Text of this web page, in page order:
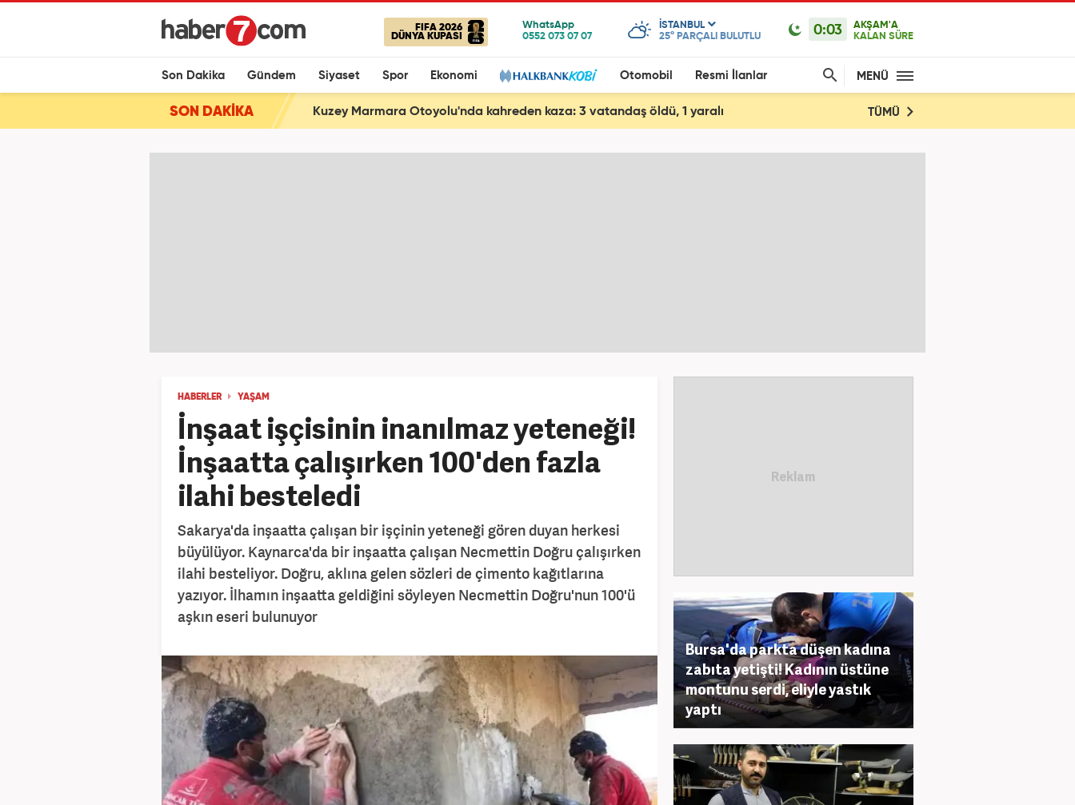
FIFA 2026
DÜNYA KUPASI
ISTANBUL
25° PARÇALI BULUTLU 0:03
AKŞAM'A
KALAN SÜRE
Son Dakika Gündem Siyaset Spor Ekonomi Otomobil Resmi İlanlar MENÜ
SON DAKİKA Kuzey Marmara Otoyolu'nda kahreden kaza: 3 vatandaş öldü, 1 yaralı TÜMÜ
HABERLER YAŞAM
İnşaat işçisinin inanılmaz yeteneği!
İnşaatta çalışırken 100'den fazla
ilahi besteledi
Sakarya'da inşaatta çalışan bir işçinin yeteneği gören duyan herkesi
büyülüyor. Kaynarca'da bir inşaatta çalışan Necmettin Doğru çalışırken
ilahi besteliyor. Doğru, aklına gelen sözleri de çimento kağıtlarına
yazıyor. İlhamın inşaatta geldiğini söyleyen Necmettin Doğru'nun 100'ü
aşkın eseri bulunuyor
Bursa'da parkta düşen kadına
zabıta yetişti! Kadının üstüne
montunu serdi, eliyle yastık
yaptı